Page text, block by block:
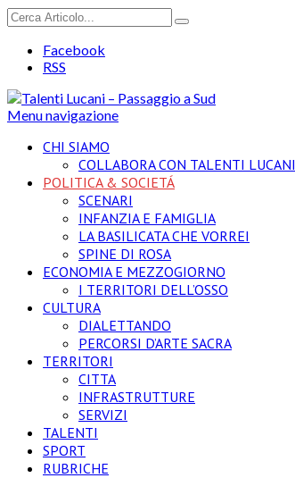
Facebook
RSS
Menu navigazione
CHI SIAMO
COLLABORA CON TALENTI LUCANI
POLITICA & SOCIETÁ
SCENARI
INFANZIA E FAMIGLIA
LA BASILICATA CHE VORREI
SPINE DI ROSA
ECONOMIA E MEZZOGIORNO
I TERRITORI DELL’OSSO
CULTURA
DIALETTANDO
PERCORSI D’ARTE SACRA
TERRITORI
CITTA
INFRASTRUTTURE
SERVIZI
TALENTI
SPORT
RUBRICHE